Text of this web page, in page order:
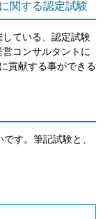
関する認定試験
ている、認定試験
コンサルタントに
貢献する事ができる
す。筆記試験と、